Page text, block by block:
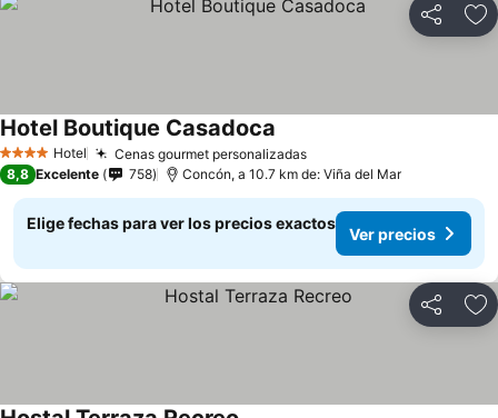
Compartir
4 EstrellasHotel Cenas gourmet personalizadasVer precios
Hotel Boutique Casadoca
8,8 Excelente 758 Concón, a 10.7 km de: Viña del Mar
Elige fechas para ver los precios exactos
Ver precios
Compartir